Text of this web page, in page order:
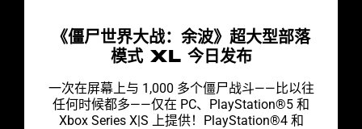
《僵尸世界大战：余波》超大型部落
模式 XL 今日发布
一次在屏幕上与 1,000 多个僵尸战斗——比以往
任何时候都多——仅在 PC、PlayStation®5 和
Xbox Series X|S 上提供！PlayStation®4 和